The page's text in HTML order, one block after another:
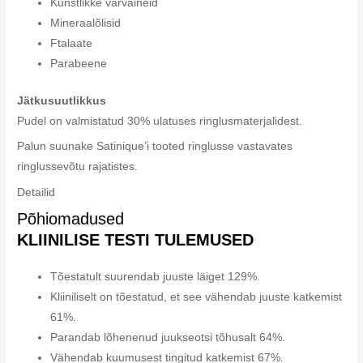
Kunstlikke värvaineid
Mineraalõlisid
Ftalaate
Parabeene
Jätkusuutlikkus
Pudel on valmistatud 30% ulatuses ringlusmaterjalidest.
Palun suunake Satinique’i tooted ringlusse vastavates
ringlussevõtu rajatistes.
Detailid
Põhiomadused
KLIINILISE TESTI TULEMUSED
Tõestatult suurendab juuste läiget 129%.
Kliiniliselt on tõestatud, et see vähendab juuste katkemist
61%.
Parandab lõhenenud juukseotsi tõhusalt 64%.
Vähendab kuumusest tingitud katkemist 67%.